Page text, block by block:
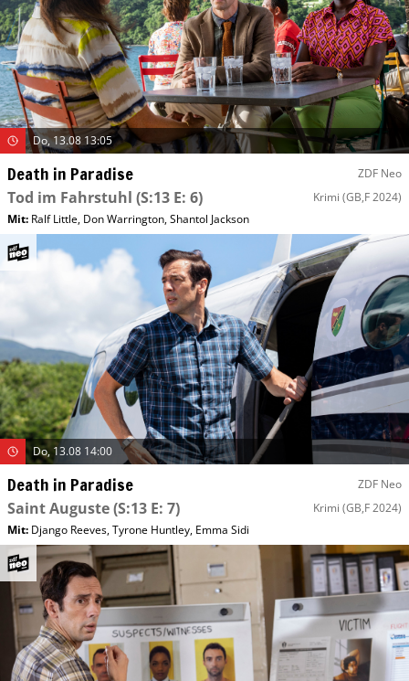
Do, 13.08 13:05
Death in Paradise ZDF Neo
Tod im Fahrstuhl (S:13 E: 6) Krimi (GB,F 2024)
Mit: Ralf Little, Don Warrington,Shantol Jackson
Do, 13.08 14:00
Death in Paradise ZDF Neo
Saint Auguste(S:13 E: 7) Krimi (GB,F 2024)
Mit: Django Reeves,Tyrone Huntley, Emma Sidi